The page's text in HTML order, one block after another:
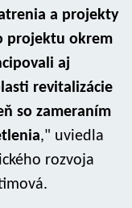
a projekty
projektu okrem
aj
revitalizácie
so zameraním
," uviedla
rozvoja